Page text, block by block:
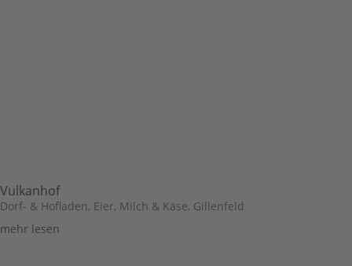
Vulkanhof
Dorf- & Hofladen, Eier, Milch & Käse, Gillenfeld
mehr lesen